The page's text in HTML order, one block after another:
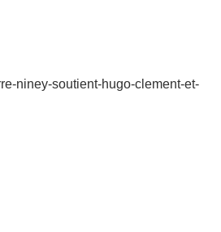
niney-soutient-hugo-clement-et-